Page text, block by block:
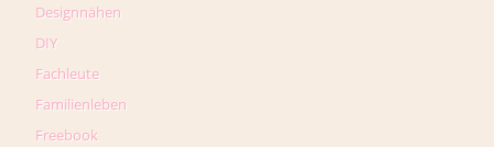
Designnähen
DIY
Fachleute
Familienleben
Freebook